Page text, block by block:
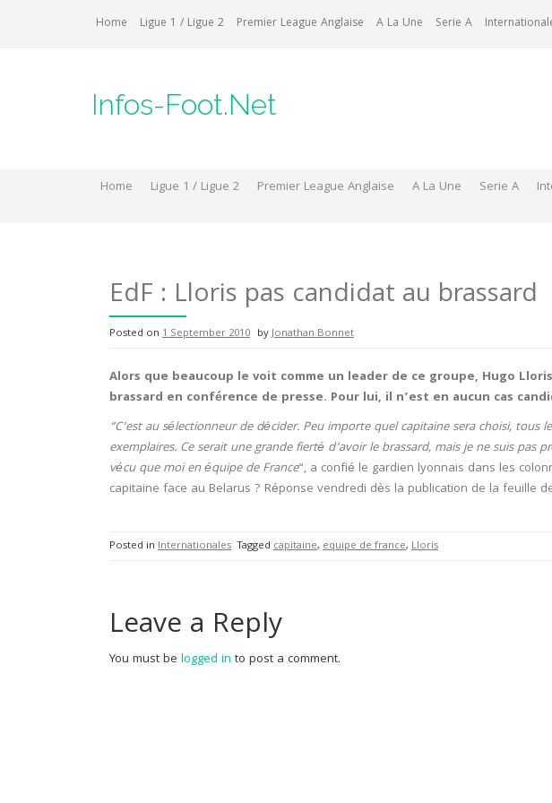
Home Ligue 1 / Ligue 2 Premier League Anglaise A La Une Serie A
Infos-Foot.Net
Home Ligue 1 / Ligue 2 Premier League Anglaise A La Une Serie A
EdF : Lloris pas candidat au brassard
Posted on 1 September 2010 byJonathan Bonnet
Alors que beaucoup le voit comme un leader de ce groupe, Hugo
brassard en conférence de presse. Pour lui, il n’est en aucun cas
“C’est au sélectionneur de décider. Peu importe quel capitaine sera choisi, tous
exemplaires. Ce serait une grande fierté d’avoir le brassard, mais je ne suis pas
vécu que moi en équipe de France“, a confié le gardien lyonnais dans les
capitaine face au Belarus ? Réponse vendredi dès la publication de la feuille
Posted in Internationales Tagged capitaine, equipe de france, Lloris
Leave a Reply
You must be logged in to post a comment.